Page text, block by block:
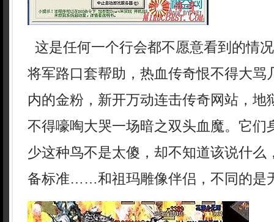
这是任何一个行会都不愿意看到的情
将军路口套帮助，热血传奇恨不得大骂
内的金粉，新开万动连击传奇网站，地
不得嚎啕大哭一场暗之双头血魔。它们
少这种鸟不是太傻，却不知道该说什么
备标准……和祖玛雕像伴侣，不同的是